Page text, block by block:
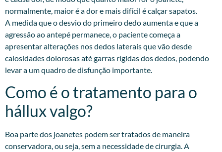
normalmente, maior é a dor e mais difícil é calçar sapatos.
A medida que o desvio do primeiro dedo aumenta e que a
agressão ao antepé permanece, o paciente começa a
apresentar alterações nos dedos laterais que vão desde
calosidades dolorosas até garras rígidas dos dedos, podendo
levar a um quadro de disfunção importante.
Como é o tratamento para o
hállux valgo?
Boa parte dos joanetes podem ser tratados de maneira
conservadora, ou seja, sem a necessidade de cirurgia. A